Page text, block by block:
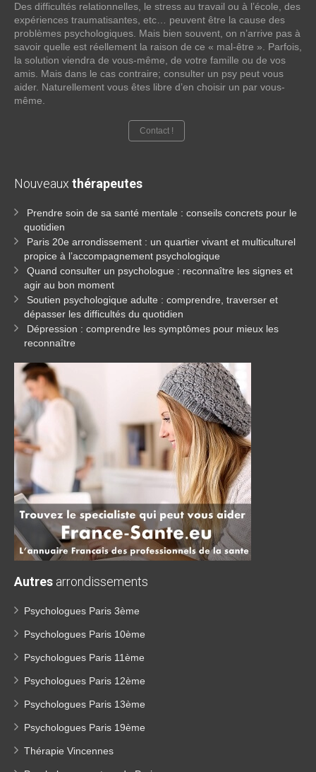
Des difficultés relationnelles, le stress au travail ou à l’école, des
expériences traumatisantes, etc… peuvent être la cause des
problèmes psychologiques. Mais bien souvent, on n’arrive pas à
savoir quelle est réellement la raison de ce « mal-être ». Parfois,
la solution viendra de vous-même, de votre famille ou de vos
amis. Mais dans le cas contraire; consulter un psy peut vous
aider. Naturellement vous êtes libre d’en choisir un par vous-
même.
Contact !
Nouveaux thérapeutes
Prendre soin de sa santé mentale : conseils concrets pour le
quotidien
Paris 20e arrondissement : un quartier vivant et multiculturel
propice à l’accompagnement psychologique
Quand consulter un psychologue : reconnaître les signes et
agir au bon moment
Soutien psychologique adulte : comprendre, traverser et
dépasser les difficultés du quotidien
Dépression : comprendre les symptômes pour mieux les
reconnaître
Autres arrondissements
Psychologues Paris 3ème
Psychologues Paris 10ème
Psychologues Paris 11ème
Psychologues Paris 12ème
Psychologues Paris 13ème
Psychologues Paris 19ème
Thérapie Vincennes